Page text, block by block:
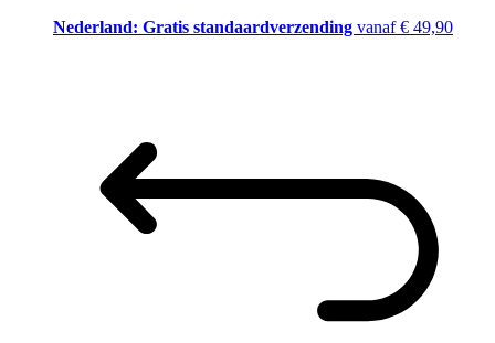
Nederland: Gratis standaardverzending vanaf € 49,90